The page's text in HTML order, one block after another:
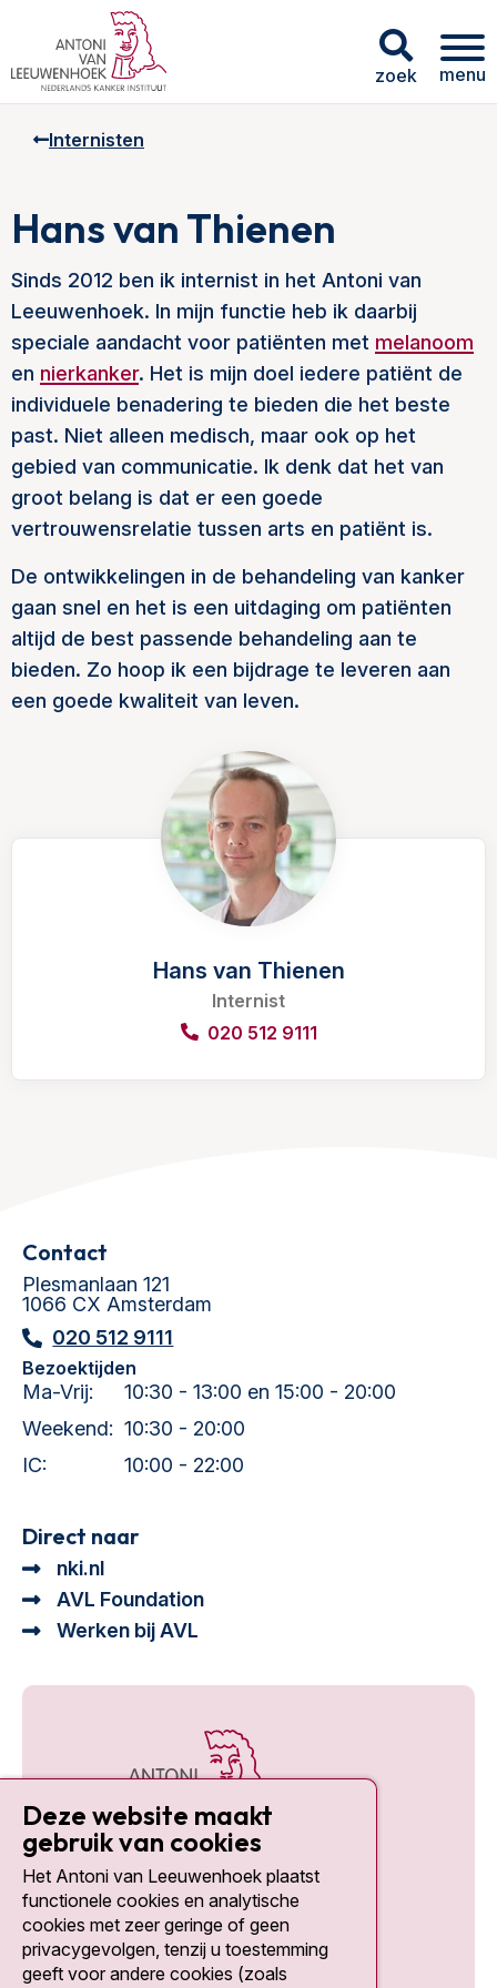
zoek menu
Internisten
Hans van Thienen
Sinds 2012 ben ik internist in het Antoni van
Leeuwenhoek. In mijn functie heb ik daarbij
speciale aandacht voor patiënten met melanoom
en nierkanker. Het is mijn doel iedere patiënt de
individuele benadering te bieden die het beste
past. Niet alleen medisch, maar ook op het
gebied van communicatie. Ik denk dat het van
groot belang is dat er een goede
vertrouwensrelatie tussen arts en patiënt is.
De ontwikkelingen in de behandeling van kanker
gaan snel en het is een uitdaging om patiënten
altijd de best passende behandeling aan te
bieden. Zo hoop ik een bijdrage te leveren aan
een goede kwaliteit van leven.
Hans van Thienen
Internist
020 512 9111
Contact
Plesmanlaan 121
1066 CX Amsterdam
020 512 9111
Bezoektijden
Ma-Vrij:
10:30 - 13:00 en 15:00 - 20:00
Weekend: 10:30 - 20:00
IC:
10:00 - 22:00
Direct naar
nki.nl
AVL Foundation
Werken bij AVL
Social media
Deze website maakt
gebruik van cookies
Het Antoni van Leeuwenhoek plaatst
functionele cookies en analytische
cookies met zeer geringe of geen
privacygevolgen, tenzij u toestemming
geeft voor andere cookies (zoals